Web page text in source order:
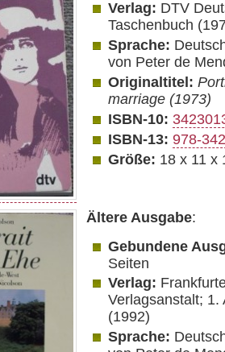
Verlag: DTV
Taschenbuch
Sprache:
von Peter de
Originaltitel:
marriage (1973)
ISBN-10:
ISBN-13: 978-
Größe: 18 x 11 x
Ältere Ausgabe:
Gebundene
Seiten
Verlag:
Verlagsanstalt; 1.
(1992)
Sprache: